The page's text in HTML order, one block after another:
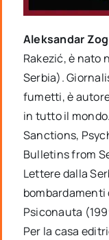
Aleksandar
Rakezić, è nato
Serbia).
fumetti, è
in tutto il
Sanctions,
Bulletins from
Lettere dalla
bombardamenti
Psiconauta
Per la casa